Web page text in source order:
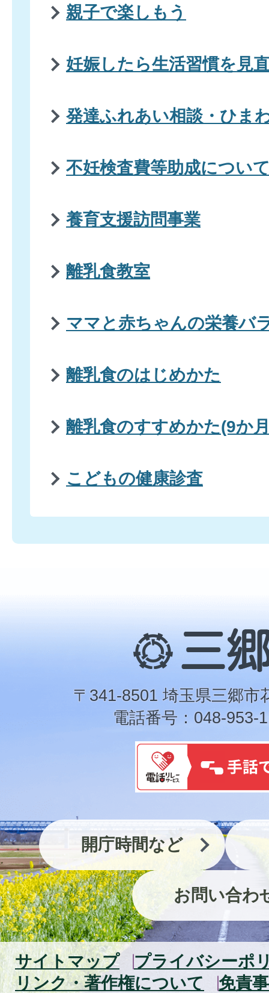
親子で楽しもう
妊娠したら生活習慣を見
発達ふれあい相談・ひま
不妊検査費等助成につい
養育支援訪問事業
離乳食教室
ママと赤ちゃんの栄養バ
離乳食のはじめかた
離乳食のすすめかた(9か
こどもの健康診査
三
郷
市
〒341-8501 埼玉県三郷市
電話番号：048-953-
開庁時間など
お問い合わ
サイトマップ
プライバシーポ
リンク・著作権について
免責